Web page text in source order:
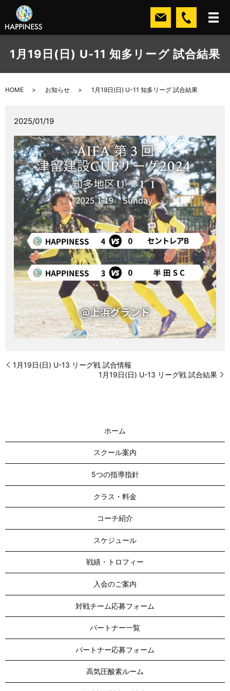
1月19日(日) U-11 知多リーグ 試合結果
HOME お知らせ 1月19日(日) U-11 知多リーグ 試合結果
2025/01/19
1月19日(日) U-13 リーグ戦 試合情報
1月19日(日) U-13 リーグ戦 試合結果
ホーム
スクール案内
5つの指導指針
クラス・料金
コーチ紹介
スケジュール
戦績・トロフィー
入会のご案内
対戦チーム応募フォーム
パートナー一覧
パートナー応募フォーム
高気圧酸素ルーム